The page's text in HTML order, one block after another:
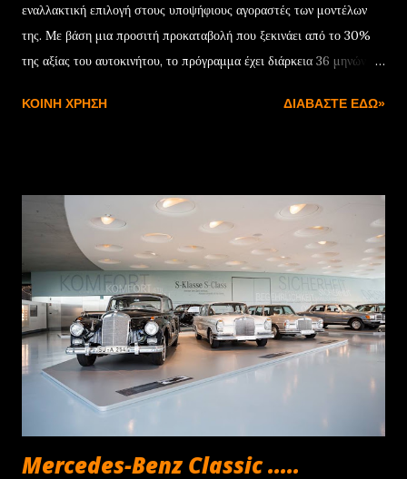
εναλλακτική επιλογή στους υποψήφιους αγοραστές των μοντέλων
της. Με βάση μια προσιτή προκαταβολή που ξεκινάει από το 30%
της αξίας του αυτοκινήτου, το πρόγραμμα έχει διάρκεια 36 μηνών
ολοκληρωθεί η προγραμματισμένη διάρκεια της χρηματοδότησης, ο
του αυτοκινήτου, ενώ η τρίτη αφορά στην επιστροφή με
προσυμφωνημένη αξία που θα χρησιμοποιηθεί ως προκαταβολή για
την αγορά ενός νέου Jeep. Με βάση αυτά τα δεδομένα, το Jeep
Avenger στην έκδοση με τον κινητήρα 100 HP γίνεται δικό σας με
μόνο €252/μήνα , ενώ για τα Renegade και Compass e-Hybrid
των 130 HP η δόση διαμορφώνεται στα €294 και €361 αντίστοιχα.
Να σημειωθεί ότι το πρόγραμμα συνοδεύεται από την 4ετή εγγύηση
για τα μηχανικά μέρη, καθ...
ΚΟΙΝΉ ΧΡΉΣΗ ΔΙΑΒΆΣΤΕ ΕΔΏ»
Mercedes-Benz Classic .....